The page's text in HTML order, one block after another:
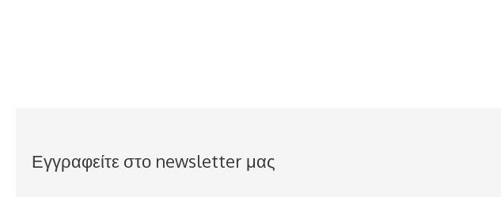
Εγγραφείτε στο newsletter μας